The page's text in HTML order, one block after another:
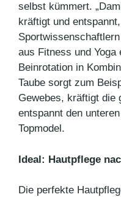
selbst kümmert.
kräftigt und
aus Fitness und
Bein­rotation in
Taube sorgt zum
Gewe­bes, kräftigt die
entspannt den
Topmodel.
Ideal: Hautpflege
Die perfekte